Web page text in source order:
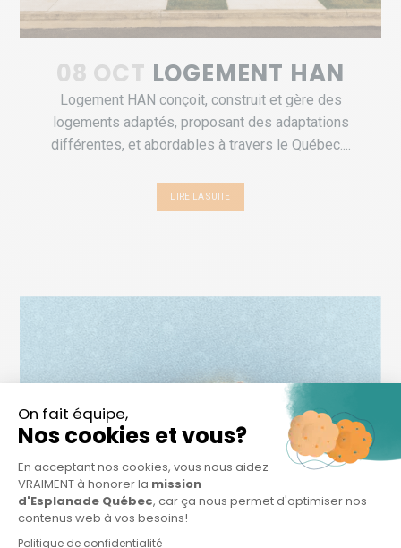
08 OCT LOGEMENT HAN
Logement HAN conçoit, construit et gère des
logements adaptés, proposant des adaptations
différentes, et abordables à travers le Québec....
LIRE LA SUITE